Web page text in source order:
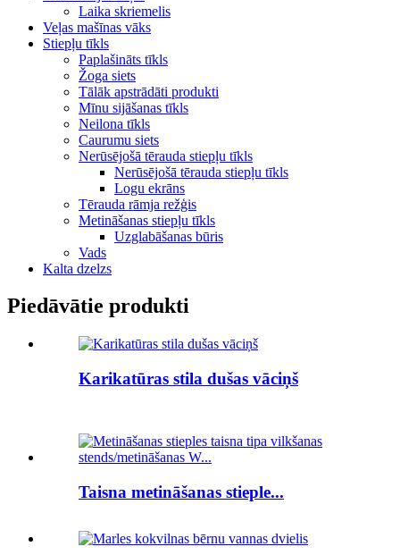
Laika skriemelis
Veļas mašīnas vāks
Stiepļu tīkls
Paplašināts tīkls
Žoga siets
Tālāk apstrādāti produkti
Mīnu sijāšanas tīkls
Neilona tīkls
Caurumu siets
Nerūsējošā tērauda stiepļu tīkls
Nerūsējošā tērauda stiepļu tīkls
Logu ekrāns
Tērauda rāmja režģis
Metināšanas stiepļu tīkls
Uzglabāšanas būris
Vads
Kalta dzelzs
Piedāvātie produkti
Karikatūras stila dušas vāciņš
Taisna metināšanas stieple...